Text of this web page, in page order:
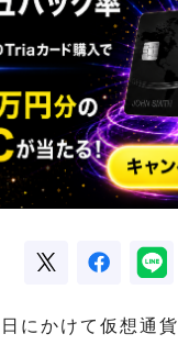
にかけて仮想通貨